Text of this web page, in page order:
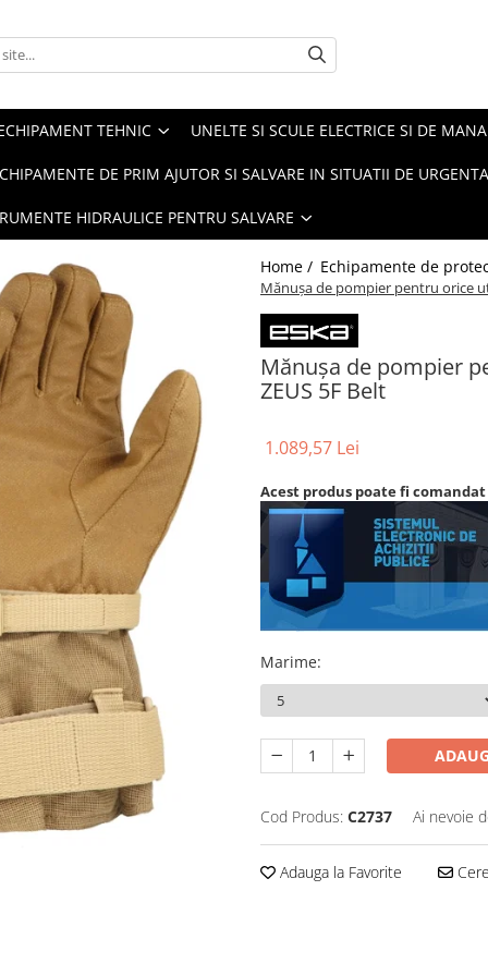
TEHNIC UNELTE SI SCULE ELECTRICE SI DE MANA
DE PRIM AJUTOR SI SALVARE IN SITUATII DE URGENTA
HIDRAULICE PENTRU SALVARE
Home / Echipamente de
Mănușa de pompier pentru orice
Mănușa de pompier
ZEUS 5F Belt
1.089,57 Lei
Acest produs poate fi comandat
Marime:
Cod Produs: C2737 Ai nevoie
Adauga la Favorite